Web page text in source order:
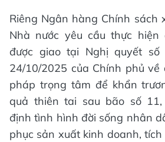
Riêng Ngân hàng Chính sách
Nhà nước yêu cầu thực
được giao tại Nghị quyết số
24/10/2025 của Chính phủ về
pháp trọng tâm để khẩn
quả thiên tai sau bão số
định tình hình đời sống nhân
phục sản xuất kinh doanh,